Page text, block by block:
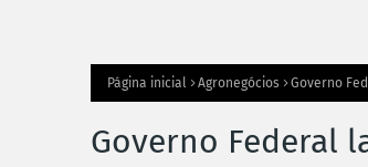
Página inicial Agronegócios Governo
Governo Federal